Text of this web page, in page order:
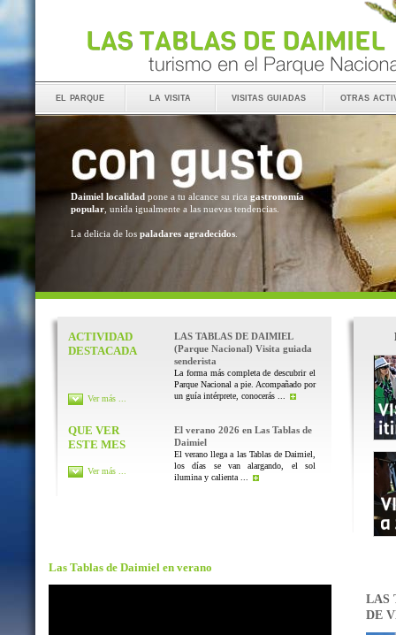
el parque la visita visitas guiadas otras
Daimiel localidad pone a tu alcance su rica gastronomía
popular , unida igualmente a las nuevas tendencias.
La delicia de los paladares agradecidos
ACTIVIDAD
DESTACADA
LAS TABLAS DE DAIMIEL
(Parque Nacional) Visita guiada
senderista
La forma más completa de descubrir el
Parque Nacional a pie. Acompañado por
un guía intérprete, conocerás ...
Ver más ...
QUE VER
ESTE MES
El verano 2026 en Las Tablas de
Daimiel
El verano llega a las Tablas de Daimiel,
los días se van alargando, el sol
ilumina y calienta ...
Ver más ...
Las Tablas de Daimiel en verano
LAS
DE